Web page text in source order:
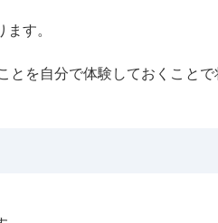
す。
とを自分で体験しておくことで